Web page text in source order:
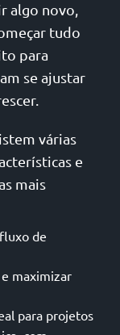
algo novo,
tudo
para
se ajustar
várias
e
mais
de
maximizar
para projetos